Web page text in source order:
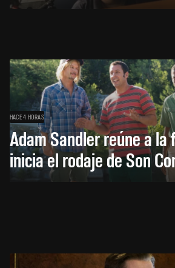
HACE 4 HORAS
Adam Sandler reúne a la
inicia el rodaje de Son